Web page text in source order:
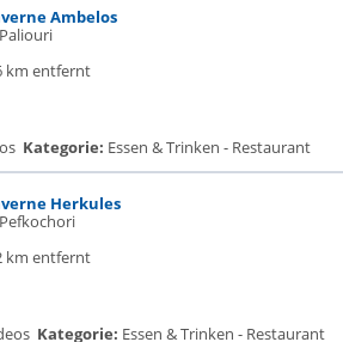
Ambelos
km entfernt
Kategorie: Essen & Trinken - Restaurant
Herkules
km entfernt
Kategorie: Essen & Trinken - Restaurant